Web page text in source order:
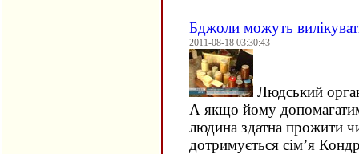
Бджоли можуть
2011-08-18 03:30:43
Людський
А якщо йому
людина здатна прожити
дотримується сім’я